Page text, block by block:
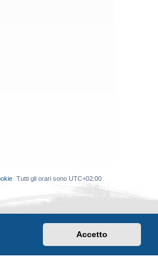
Accetto
Tutti gli orari sono UTC+02:00